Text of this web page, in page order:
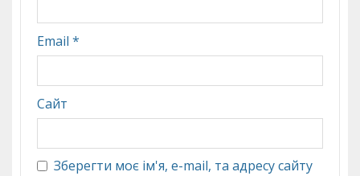
Email *
Сайт
Зберегти моє ім'я, e-mail, та адресу сайту